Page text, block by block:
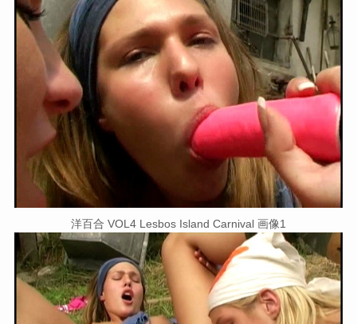
洋百合 VOL4 Lesbos Island Carnival 画像1